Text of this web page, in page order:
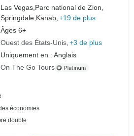
Las Vegas, Parc national de Zion,
Springdale, Kanab, +19 de plus
Âges 6+
Ouest des États-Unis +3 de plus
Uniquement en : Anglais
On The Go Tours
économies
double